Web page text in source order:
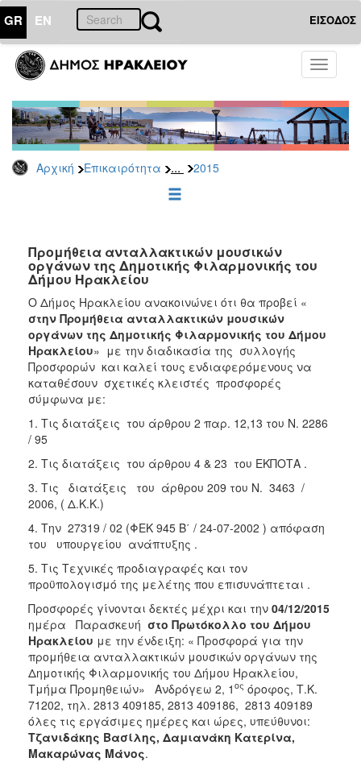
GR EN ΕΙΣΟΔΟΣ
Toggle
Αρχική Επικαιρότητα ... 2015
ΕΠΙΚΑΙΡΟΤΗΤΑ
-
Δημοπρασίες
Αρχείο
2026
2022
2021
2020
2019
2018
2017
2013
ΔΗΜΟΤΗΣ
ΕΠΙΣΚΕΠΤΗΣ
ΗΡΑΚΛΕΙΟ
Προμήθεια ανταλλακτικών μουσικών
οργάνων της Δημοτικής Φιλαρμονικής του
Δήμου Ηρακλείου
Ο Δήμος Ηρακλείου ανακοινώνει ότι θα προβεί «
στην Προμήθεια ανταλλακτικών μουσικών
οργάνων της Δημοτικής Φιλαρμονικής του Δήμου
Ηρακλείου» με την διαδικασία της συλλογής
Προσφορών και καλεί τους ενδιαφερόμενους να
καταθέσουν σχετικές κλειστές προσφορές
σύμφωνα με:
1. Τις διατάξεις του άρθρου 2 παρ. 12,13 του Ν. 2286
/ 95
2. Τις διατάξεις του άρθρου 4 & 23 του ΕΚΠΟΤΑ .
3. Τις διατάξεις του άρθρου 209 του Ν. 3463 /
2006, ( Δ.Κ.Κ.)
4. Την 27319 / 02 (ΦΕΚ 945 Β΄ / 24-07-2002 ) απόφαση
του υπουργείου ανάπτυξης .
5. Τις Τεχνικές προδιαγραφές και τον
προϋπολογισμό της μελέτης που επισυνάπτεται .
Προσφορές γίνονται δεκτές μέχρι και την 04/12/2015
ημέρα Παρασκευή στο Πρωτόκολλο του Δήμου
Ηρακλείου με την ένδειξη: « Προσφορά για την
προμήθεια ανταλλακτικών μουσικών οργάνων της
Δημοτικής Φιλαρμονικής του Δήμου Ηρακλείου,
Τμήμα Προμηθειών» Ανδρόγεω 2, 1 ος όροφος, Τ.Κ.
71202, τηλ. 2813 409185, 2813 409186, 2813 409189
όλες τις εργάσιμες ημέρες και ώρες, υπεύθυνοι:
Τζανιδάκης Βασίλης, Δαμιανάκη Κατερίνα,
Μακαρώνας Μάνος.